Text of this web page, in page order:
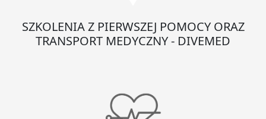
SZKOLENIA Z PIERWSZEJ POMOCY ORAZ
TRANSPORT MEDYCZNY - DIVEMED